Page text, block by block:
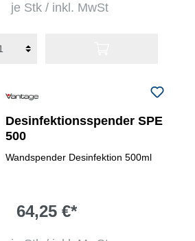
je Stk / inkl. MwSt
Desinfektionsspender SPE
500
Wandspender Desinfektion 500ml
64,25 €*